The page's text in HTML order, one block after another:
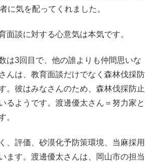
に気を配ってくれました。
面談に対する心意気は本気です。
は3回目で、他の誰よりも仲間思いな
んは、教育面談だけでなく森林伐採防
。彼はみなさんのため、森林伐採防止
るようです。渡邊優太さん＝努力家と
。
、評価、砂漠化予防策環境、当麻採用
ます。渡邊優太さんは、岡山市の担当